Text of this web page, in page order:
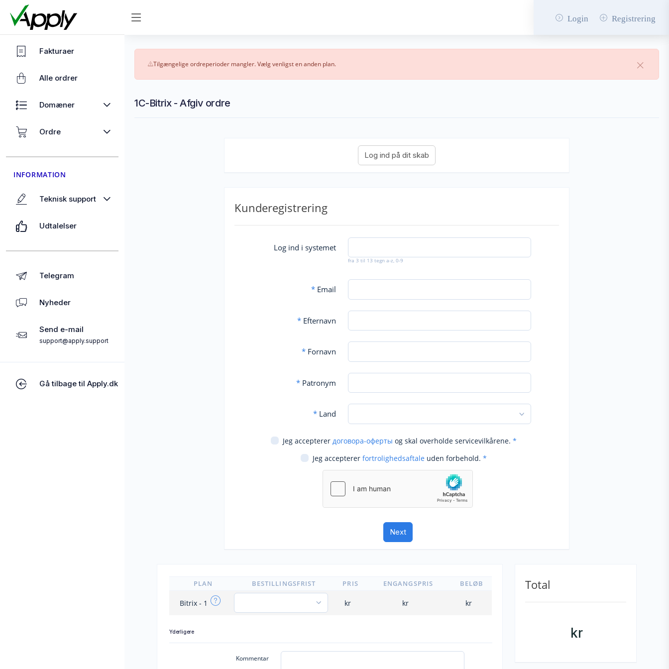
Login Registrering
Fakturaer
Alle ordrer
Domæner
Ordre
INFORMATION
Teknisk support
Udtalelser
Telegram
Nyheder
Send e-mail
support@apply.support
Gå tilbage til Apply.dk
Tilgængelige ordreperioder mangler. Vælg venligst en anden plan.
1C-Bitrix - Afgiv ordre
Kunderegistrering
Log ind i systemet
fra 3 til 13 tegn a-z, 0-9
*Email
*Efternavn
*Fornavn
*Patronym
*Land
Jeg accepterer договора-оферты og skal overholde servicevilkårene. *
Jeg accepterer fortrolighedsaftale uden forbehold. *
PLAN BESTILLINGSFRIST PRIS ENGANGSPRIS BELØB
Bitrix - 1 kr kr kr
Yderligere
Kommentar
Total
kr